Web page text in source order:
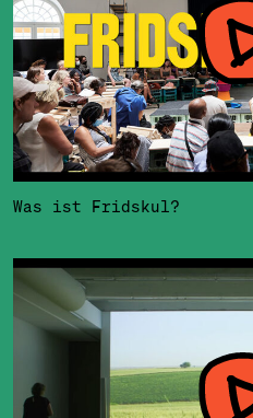
Was ist Fridskul?